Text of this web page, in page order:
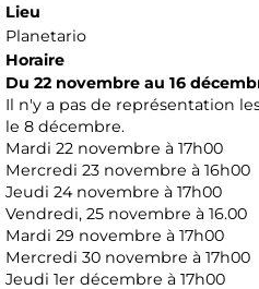
Lieu
Planetario
Horaire
Du 22 novembre au 16
Il n'y a pas de représentation
le 8 décembre.
Mardi 22 novembre à 17h00
Mercredi 23 novembre à 16h00
Jeudi 24 novembre à 17h00
Vendredi, 25 novembre à 16.00
Mardi 29 novembre à 17h00
Mercredi 30 novembre à 17h00
Jeudi 1er décembre à 17h00